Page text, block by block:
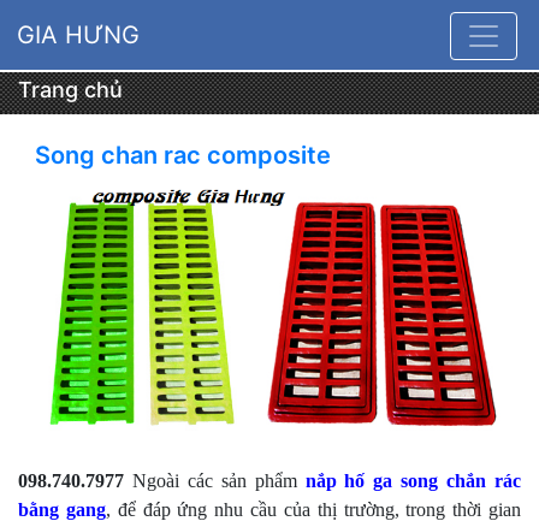
GIA HƯNG
Trang chủ
Song chan rac composite
098.740.7977 Ngoài các sản phẩm nắp hố ga song chắn rác
bằng gang, để đáp ứng nhu cầu của thị trường, trong thời gian